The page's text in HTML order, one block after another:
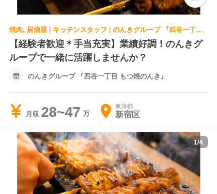
焼肉, 居酒屋 | キッチンスタッフ | のんきグループ 『四谷一丁目 もつ焼のんき』
【経験者歓迎＊手当充実】業績好調！のんきグ
ループで一緒に活躍しませんか？
のんきグループ 『四谷一丁目 もつ焼のんき』
月収 28~47 東京都
新宿区
1/4